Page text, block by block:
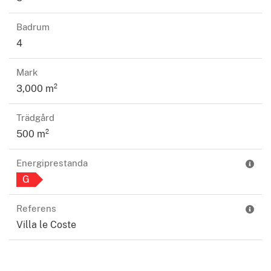
till första våningen. Första våningen är husets
arbetsrum, ett fantastiskt dubbelrum med en
magnifik stor terrass, ett kök och matsal med
öppen spis och balkong, ett badrum:
sedan leder en korridor till sovrummet på golvet
där det finns ett dubbelrum med eget badrum,
ytterligare ett dubbelrum, enkelrum och slutligen
ATTIC-våningen består av ett annat stort
vardagsrum med balkong, ytterligare ett kök med
balkong, ett badrum med dusch, ett sovrum med
dubbelsäng, ett enkelrum och 4 små rum som kan
konfigureras för olika ändamål.
Badrum
4
Mark
3,000 m²
Trädgård
500 m²
Energiprestanda
G
Referens
Villa le Coste